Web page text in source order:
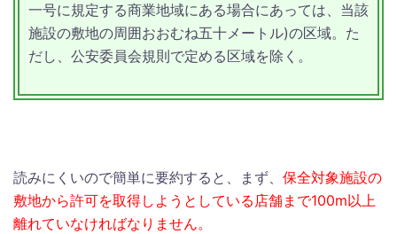
一号に規定する商業地域にある場合にあっては、当該
施設の敷地の周囲おおむね五十メートル)の区域。 た
だし、公安委員会規則で定める区域を除く。
読みにくいので簡単に要約すると、まず、 保全対象施設の
敷地から許可を取得しようとしている店舗まで100m以上
離れていなければなりません。